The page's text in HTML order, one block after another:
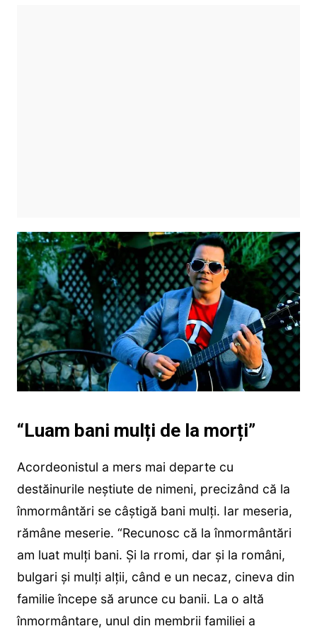
“Luam bani mulți de la morți”
Acordeonistul a mers mai departe cu
destăinurile neștiute de nimeni, precizând că la
înmormântări se câștigă bani mulți. Iar meseria,
rămâne meserie. “Recunosc că la înmormântări
am luat mulți bani. Și la rromi, dar și la români,
bulgari și mulți alții, când e un necaz, cineva din
familie începe să arunce cu banii. La o altă
înmormântare, unul din membrii familiei a